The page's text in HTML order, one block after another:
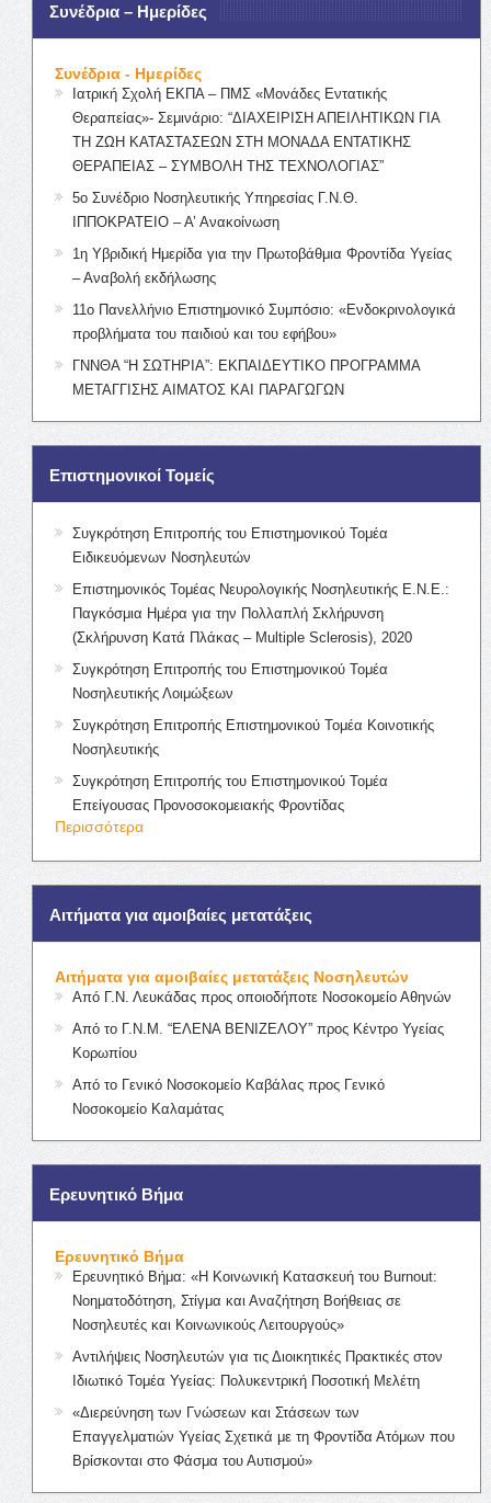
Συνέδρια – Ημερίδες
Συνέδρια - Ημερίδες
Ιατρική Σχολή ΕΚΠΑ – ΠΜΣ «Μονάδες Εντατικής
Θεραπείας»- Σεμινάριο: “ΔΙΑΧΕΙΡΙΣΗ ΑΠΕΙΛΗΤΙΚΩΝ ΓΙΑ
ΤΗ ΖΩΗ ΚΑΤΑΣΤΑΣΕΩΝ ΣΤΗ ΜΟΝΑΔΑ ΕΝΤΑΤΙΚΗΣ
ΘΕΡΑΠΕΙΑΣ – ΣΥΜΒΟΛΗ ΤΗΣ ΤΕΧΝΟΛΟΓΙΑΣ”
5ο Συνέδριο Νοσηλευτικής Υπηρεσίας Γ.Ν.Θ.
ΙΠΠΟΚΡΑΤΕΙΟ – Α’ Ανακοίνωση
1η Υβριδική Ημερίδα για την Πρωτοβάθμια Φροντίδα Υγείας
– Αναβολή εκδήλωσης
11ο Πανελλήνιο Επιστημονικό Συμπόσιο: «Ενδοκρινολογικά
προβλήματα του παιδιού και του εφήβου»
ΓΝΝΘΑ “Η ΣΩΤΗΡΙΑ”: ΕΚΠΑΙΔΕΥΤΙΚΟ ΠΡΟΓΡΑΜΜΑ
ΜΕΤΑΓΓΙΣΗΣ ΑΙΜΑΤΟΣ ΚΑΙ ΠΑΡΑΓΩΓΩΝ
Επιστημονικοί Τομείς
Συγκρότηση Επιτροπής του Επιστημονικού Τομέα
Ειδικευόμενων Νοσηλευτών
Επιστημονικός Τομέας Νευρολογικής Νοσηλευτικής Ε.Ν.Ε.:
Παγκόσμια Ημέρα για την Πολλαπλή Σκλήρυνση
(Σκλήρυνση Κατά Πλάκας – Multiple Sclerosis), 2020
Συγκρότηση Επιτροπής του Επιστημονικού Τομέα
Νοσηλευτικής Λοιμώξεων
Συγκρότηση Επιτροπής Επιστημονικού Τομέα Κοινοτικής
Νοσηλευτικής
Συγκρότηση Επιτροπής του Επιστημονικού Τομέα
Επείγουσας Προνοσοκομειακής Φροντίδας
Περισσότερα
Αιτήματα για αμοιβαίες μετατάξεις
Αιτήματα για αμοιβαίες μετατάξεις Νοσηλευτών
Από Γ.Ν. Λευκάδας προς οποιοδήποτε Νοσοκομείο Αθηνών
Από το Γ.Ν.Μ. “ΕΛΕΝΑ ΒΕΝΙΖΕΛΟΥ” προς Κέντρο Υγείας
Κορωπίου
Από το Γενικό Νοσοκομείο Καβάλας προς Γενικό
Νοσοκομείο Καλαμάτας
Ερευνητικό Βήμα
Ερευνητικό Βήμα
Ερευνητικό Βήμα: «Η Κοινωνική Κατασκευή του Burnout:
Νοηματοδότηση, Στίγμα και Αναζήτηση Βοήθειας σε
Νοσηλευτές και Κοινωνικούς Λειτουργούς»
Αντιλήψεις Νοσηλευτών για τις Διοικητικές Πρακτικές στον
Ιδιωτικό Τομέα Υγείας: Πολυκεντρική Ποσοτική Μελέτη
«Διερεύνηση των Γνώσεων και Στάσεων των
Επαγγελματιών Υγείας Σχετικά με τη Φροντίδα Ατόμων που
Βρίσκονται στο Φάσμα του Αυτισμού»